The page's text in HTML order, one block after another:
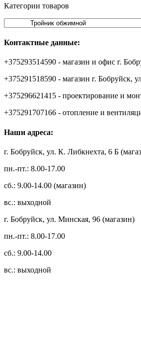
Категории товаров
Контактные данные:
+375293514590 - магазин и офис г.
+375291518590 - магазин г. Бобруйск,
+375296621415 - проектирование и
+375291707166 - отопление и
Наши адреса:
г. Бобруйск, ул. К. Либкнехта, 6 Б
пн.-пт.: 8.00-17.00
сб.: 9.00-14.00 (магазин)
вс.: выходной
г. Бобруйск, ул. Минская, 96 (магазин)
пн.-пт.: 8.00-17.00
сб.: 9.00-14.00
вс.: выходной